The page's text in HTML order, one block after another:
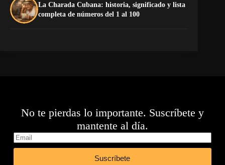
La Charada Cubana: historia, significado y lista
completa de números del 1 al 100
No te pierdas lo importante. Suscríbete y
mantente al día.
Suscríbete